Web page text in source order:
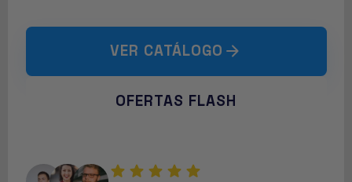
VER CATÁLOGO arrow_forward
OFERTAS FLASH
star star star star star